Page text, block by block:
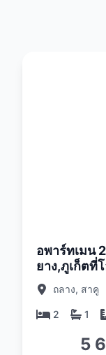
อพาร์ทเมน
ยาง,ภูเก็ตที่
ถลาง, สาคู
2 1
5